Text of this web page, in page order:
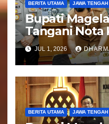
BERITA UTAMA JAWA TENGAH
Bupati
Tangani Nota
Pengalihan
Regident Di
Bandongan
JUL 1, 2026
BERITA UTAMA JAWA TENGAH